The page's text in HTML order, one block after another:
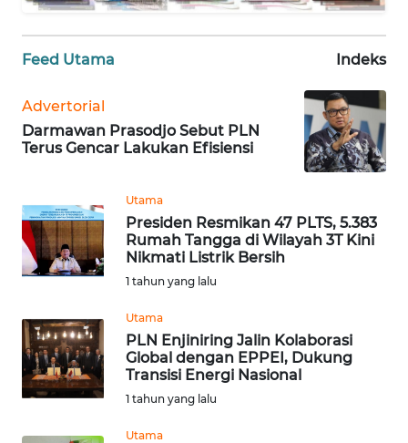
Feed Utama Indeks
Advertorial
Darmawan Prasodjo Sebut PLN
Terus Gencar Lakukan Efisiensi
Utama
Presiden Resmikan 47 PLTS, 5.383
Rumah Tangga di Wilayah 3T Kini
Nikmati Listrik Bersih
1 tahun yang lalu
Utama
PLN Enjiniring Jalin Kolaborasi
Global dengan EPPEI, Dukung
Transisi Energi Nasional
1 tahun yang lalu
Utama
Wahana
News
Regional
WN
SUMUT
WN
JABAR
WN
BANTEN
WN
NTT